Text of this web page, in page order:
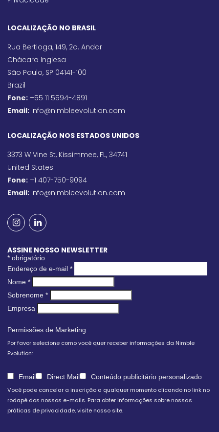
LOCALIZAÇÃO NO BRASIL
Rua Bertioga, 149, 2o. Andar
Chácara Inglesa
São Paulo, SP 04141-100
Brazil
Fone: +55 11 5594-4891
Email: info@nimbleevolution.com
LOCALIZAÇÃO NOS ESTADOS UNIDOS
3373 W Vine St, Kissimmee, FL, 34741
United States
Fone: +1 407-750-9094
Email: info@nimbleevolution.com
ASSINE NOSSO NEWSLETTER
* obrigatório
Endereço de e-mail *
Nome *
Sobrenome *
Empresa
Permissões de Marketing
Por favor selecione como você quer receber informações da Nimble
Evolution:
Email Direct Mail
Conteúdo publicitário personalizado
Você pode cancelar a inscrição a qualquer momento clicando no link no
rodapé dos nossos e-mails. Para obter informações sobre nossas
práticas de privacidade, visite nosso site.